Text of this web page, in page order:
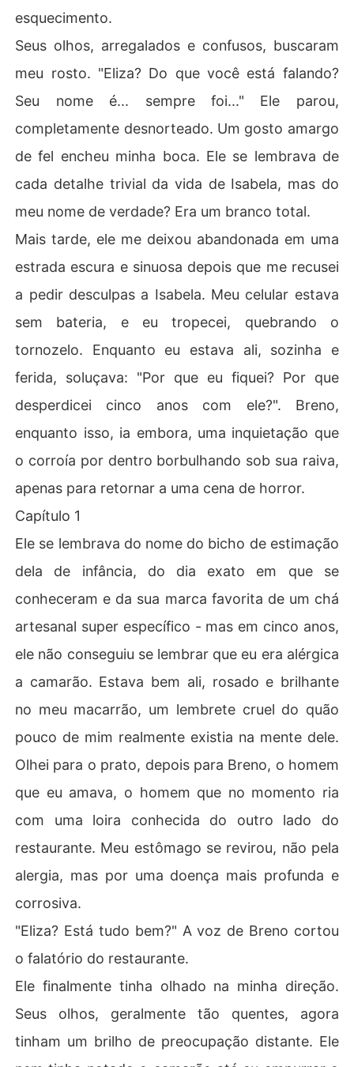
esquecimento.
Seus olhos, arregalados e confusos, buscaram
meu rosto. "Eliza? Do que você está falando?
Seu nome é... sempre foi..." Ele parou,
completamente desnorteado. Um gosto amargo
de fel encheu minha boca. Ele se lembrava de
cada detalhe trivial da vida de Isabela, mas do
meu nome de verdade? Era um branco total.
Mais tarde, ele me deixou abandonada em uma
estrada escura e sinuosa depois que me recusei
a pedir desculpas a Isabela. Meu celular estava
sem bateria, e eu tropecei, quebrando o
tornozelo. Enquanto eu estava ali, sozinha e
ferida, soluçava: "Por que eu fiquei? Por que
desperdicei cinco anos com ele?". Breno,
enquanto isso, ia embora, uma inquietação que
o corroía por dentro borbulhando sob sua raiva,
apenas para retornar a uma cena de horror.
Capítulo 1
Ele se lembrava do nome do bicho de estimação
dela de infância, do dia exato em que se
conheceram e da sua marca favorita de um chá
artesanal super específico - mas em cinco anos,
ele não conseguiu se lembrar que eu era alérgica
a camarão. Estava bem ali, rosado e brilhante
no meu macarrão, um lembrete cruel do quão
pouco de mim realmente existia na mente dele.
Olhei para o prato, depois para Breno, o homem
que eu amava, o homem que no momento ria
com uma loira conhecida do outro lado do
restaurante. Meu estômago se revirou, não pela
alergia, mas por uma doença mais profunda e
corrosiva.
"Eliza? Está tudo bem?" A voz de Breno cortou
o falatório do restaurante.
Ele finalmente tinha olhado na minha direção.
Seus olhos, geralmente tão quentes, agora
tinham um brilho de preocupação distante. Ele